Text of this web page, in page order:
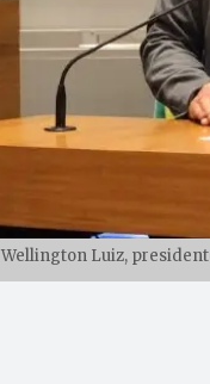
Wellington Luiz,